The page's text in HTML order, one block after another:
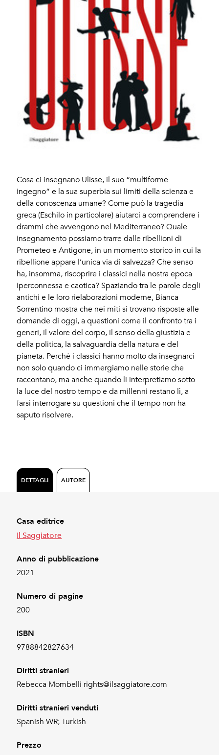
Cosa ci insegnano Ulisse, il suo “multiforme
ingegno” e la sua superbia sui limiti della scienza e
della conoscenza umane? Come può la tragedia
greca (Eschilo in particolare) aiutarci a comprendere i
drammi che avvengono nel Mediterraneo? Quale
insegnamento possiamo trarre dalle ribellioni di
Prometeo e Antigone, in un momento storico in cui la
ribellione appare l’unica via di salvezza? Che senso
ha, insomma, riscoprire i classici nella nostra epoca
iperconnessa e caotica? Spaziando tra le parole degli
antichi e le loro rielaborazioni moderne, Bianca
Sorrentino mostra che nei miti si trovano risposte alle
domande di oggi, a questioni come il confronto tra i
generi, il valore del corpo, il senso della giustizia e
della politica, la salvaguardia della natura e del
pianeta. Perché i classici hanno molto da insegnarci
non solo quando ci immergiamo nelle storie che
raccontano, ma anche quando li interpretiamo sotto
la luce del nostro tempo e da millenni restano lì, a
farsi interrogare su questioni che il tempo non ha
saputo risolvere.
DETTAGLI AUTORE
Casa editrice
Il Saggiatore
Anno di pubblicazione
2021
Numero di pagine
200
ISBN
9788842827634
Diritti stranieri
Rebecca Mombelli rights@ilsaggiatore.com
Diritti stranieri venduti
Spanish WR; Turkish
Prezzo